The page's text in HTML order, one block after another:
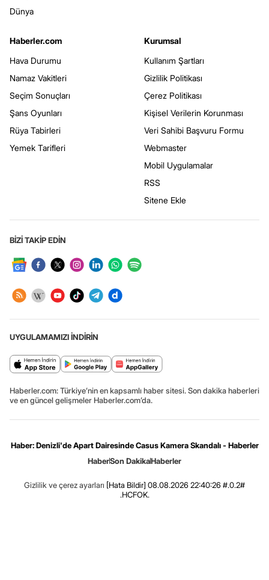
Dünya
Haberler.com
Hava Durumu
Namaz Vakitleri
Seçim Sonuçları
Şans Oyunları
Rüya Tabirleri
Yemek Tarifleri
Kurumsal
Kullanım Şartları
Gizlilik Politikası
Çerez Politikası
Kişisel Verilerin Korunması
Veri Sahibi Başvuru Formu
Webmaster
Mobil Uygulamalar
RSS
Sitene Ekle
BİZİ TAKİP EDİN
UYGULAMAMIZI İNDİRİN
Haberler.com: Türkiye’nin en kapsamlı haber sitesi. Son dakika haberleri
ve en güncel gelişmeler Haberler.com’da.
Haber: Denizli'de Apart Dairesinde Casus Kamera Skandalı - Haberler
HaberSon DakikaHaberler
Gizlilik ve çerez ayarları [Hata Bildir] 08.08.2026 22:40:26 #.0.2#
.HCFOK.